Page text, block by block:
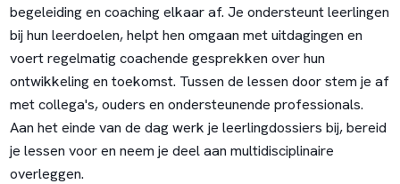
begeleiding en coaching elkaar af. Je ondersteunt leerlingen
bij hun leerdoelen, helpt hen omgaan met uitdagingen en
voert regelmatig coachende gesprekken over hun
ontwikkeling en toekomst. Tussen de lessen door stem je af
met collega's, ouders en ondersteunende professionals.
Aan het einde van de dag werk je leerlingdossiers bij, bereid
je lessen voor en neem je deel aan multidisciplinaire
overleggen.